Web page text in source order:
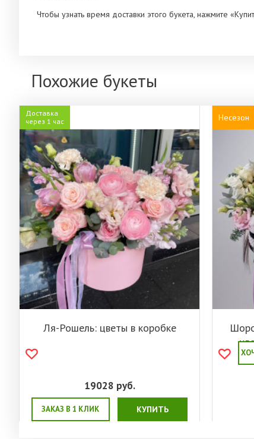
Чтобы узнать время доставки этого букета, нажмите
Похожие букеты
Доставка
через 1 час
Ля-Рошель: цветы в коробке
19028 руб.
ЗАКАЗ В 1 КЛИК КУПИТЬ
Несезон